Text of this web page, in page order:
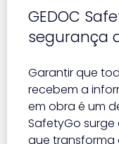
GEDOC
segurança
Garantir que
recebem a
em obra é um
SafetyGo
que transforma